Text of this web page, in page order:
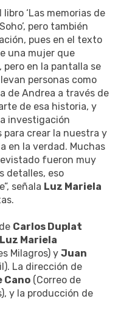
‘Las memorias de
pero también
pues en el texto
una mujer que
en la pantalla se
personas como
de Andrea a través de
de esa historia, y
investigación
para crear la nuestra y
en la verdad. Muchas
fueron muy
detalles, eso
señala Luz Mariela
Carlos Duplat
Luz Mariela
Milagros) y Juan
La dirección de
Cano (Correo de
y la producción de